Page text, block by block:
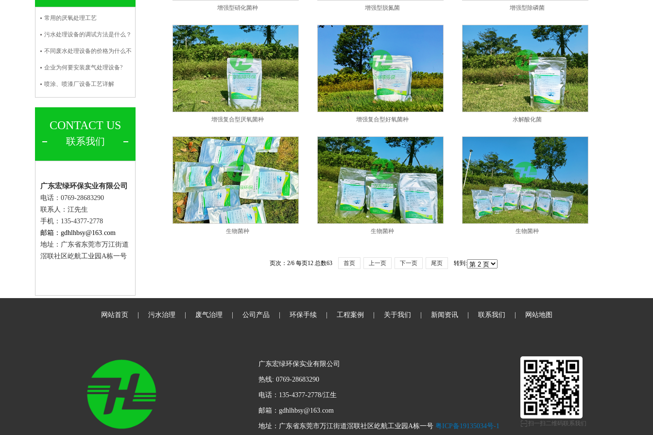
常用的厌氧处理工艺
污水处理设备的调试方法是什么？
不同废水处理设备的价格为什么不
企业为何要安装废气处理设备?
喷涂、喷漆厂设备工艺详解
CONTACT US
联系我们
广东宏绿环保实业有限公司
电话：0769-28683290
联系人： 江先生
手机：135-4377-2778
邮箱：gdhlhbsy@163.com
地址：广东省东莞市万江街道
滘联社区屹航工业园A栋一号
增强型硝化菌种 增强型脱氮菌 增强型除磷菌
增强复合型厌氧菌种 增强复合型好氧菌种 水解酸化菌
生物菌种 生物菌种 生物菌种
页次：2/6 每页12 总数63 首页 上一页 下一页 尾页 转到:
网站首页 污水治理 废气治理 公司产品 环保手续 工程案例 关于我们 新闻资讯 联系我们 网站地图
广东宏绿环保实业有限公司
热线: 0769-28683290
电话：135-4377-2778/江生
邮箱：gdhlhbsy@163.com
地址：广东省东莞市万江街道滘联社区屹航工业园A栋一号 粤ICP备19135034号-1 扫一扫二维码联系我们